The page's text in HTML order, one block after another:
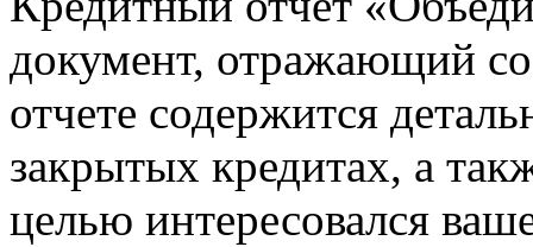
документ, отражающий
отчете содержится
закрытых кредитах, а
целью интересовался